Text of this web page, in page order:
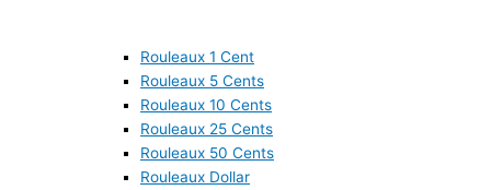
Rouleaux 1 Cent
Rouleaux 5 Cents
Rouleaux 10 Cents
Rouleaux 25 Cents
Rouleaux 50 Cents
Rouleaux Dollar